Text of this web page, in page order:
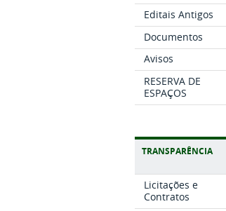
Editais Antigos
Documentos
Avisos
RESERVA DE
ESPAÇOS
TRANSPARÊNCIA
Licitações e
Contratos